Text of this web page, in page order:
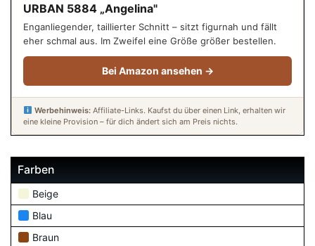
URBAN 5884 „Angelina"
Enganliegender, taillierter Schnitt – sitzt figurnah und fällt
eher schmal aus. Im Zweifel eine Größe größer bestellen.
Bei Amazon ansehen →
Werbehinweis:Affiliate-Links. Kaufst du über einen Link, erhalten wir
eine kleine Provision – für dich ändert sich am Preis nichts.
Farben
Beige
Blau
Braun